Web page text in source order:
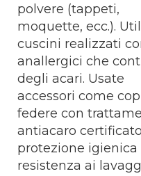
polvere (tappeti,
moquette, ecc.).
cuscini realizzati
anallergici che
degli acari. Usate
accessori come
federe con
antiacaro
protezione igienica
resistenza ai